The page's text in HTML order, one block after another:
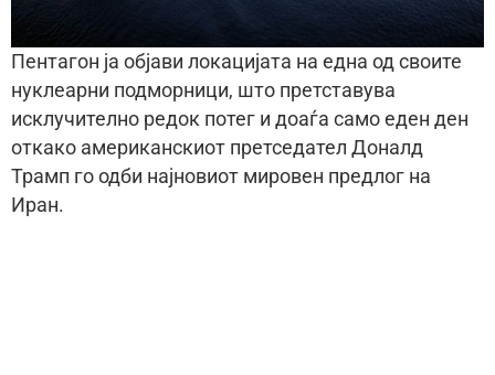
Пентагон ја објави локацијата на една од своите
нуклеарни подморници, што претставува
исклучително редок потег и доаѓа само еден ден
откако американскиот претседател Доналд
Трамп го одби најновиот мировен предлог на
Иран.